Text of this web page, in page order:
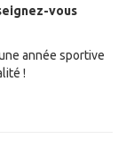
vous
année sportive
!